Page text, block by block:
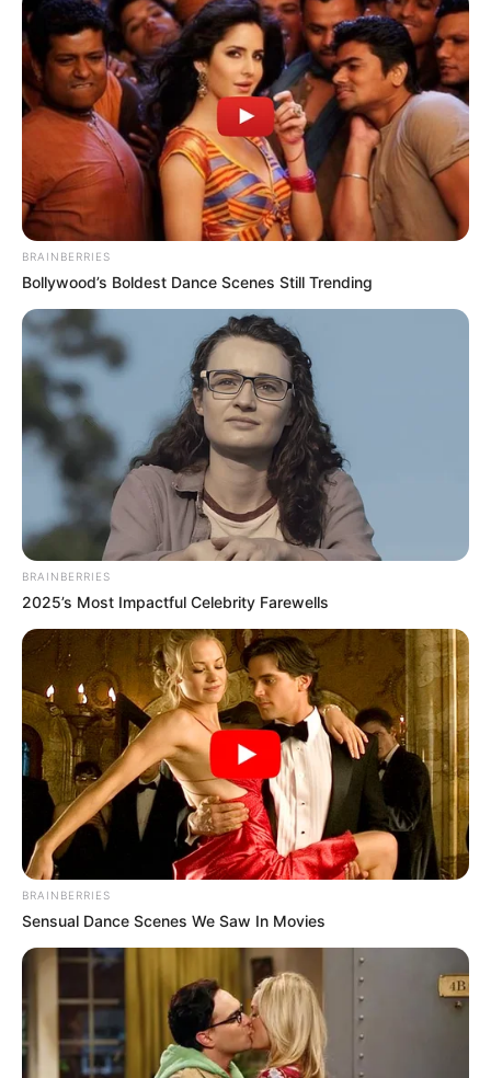
TAGS
ΧΑΛΚΙΔΑ ΝΕΑ
BRAINBERRIES
Bollywood’s Boldest Dance Scenes Still Trending
BRAINBERRIES
2025’s Most Impactful Celebrity Farewells
BRAINBERRIES
Sensual Dance Scenes We Saw In Movies